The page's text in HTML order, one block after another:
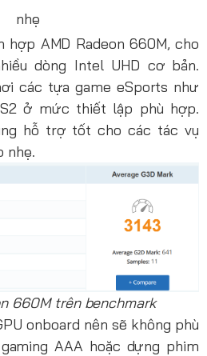
nhẹ
hợp AMD Radeon 660M, cho
dòng Intel UHD cơ bản.
các tựa game eSports như
ở mức thiết lập phù hợp.
hỗ trợ tốt cho các tác vụ
nhẹ.
660M trên benchmark
onboard nên sẽ không phù
AAA hoặc dựng phim